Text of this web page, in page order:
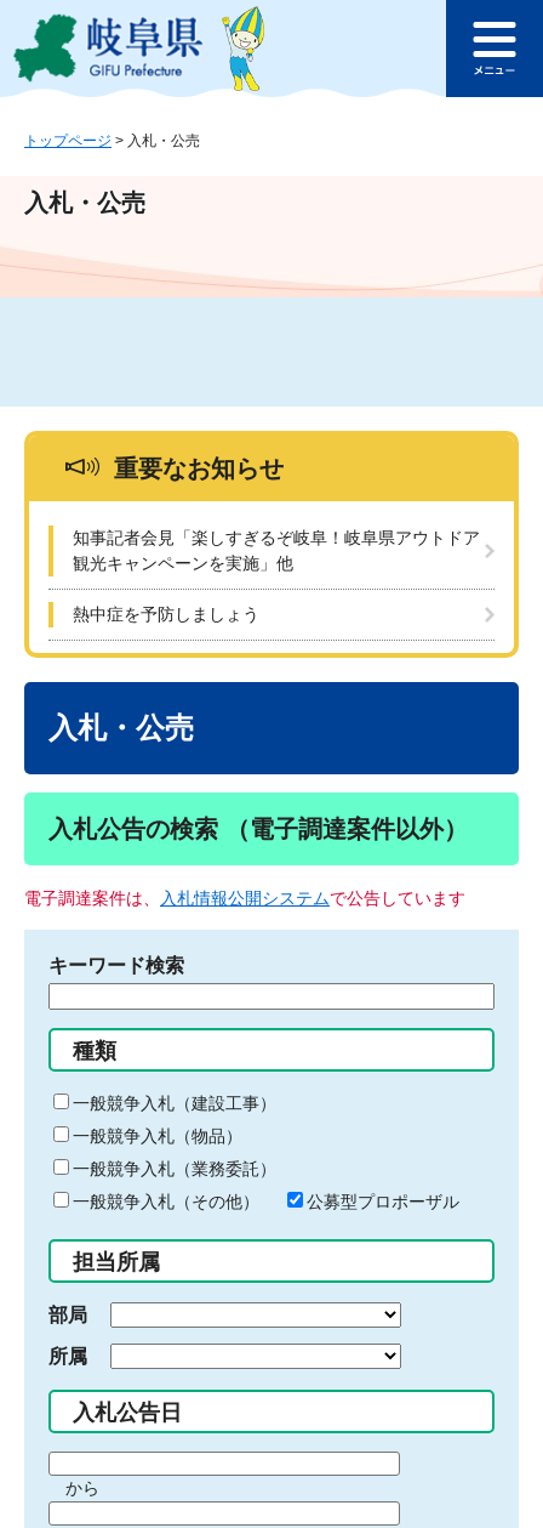
ジ
ュ
文
このページの本文へ
ュ
トップページ > 入札・公売
入札・公売
重要なお知らせ
知事記者会見「楽しすぎるぞ岐阜！岐阜県アウトドア
観光キャンペーンを実施」他
熱中症を予防しましょう
入札・公売
入札公告の検索 （電子調達案件以外）
電子調達案件は、 入札情報公開システムで公告しています
キーワード検索
る
キ
ー
ワ
ー
ド
入
力
種類
一般競争入札（建設工事）
一般競争入札（物品）
一般競争入札（業務委託）
一般競争入札（その他）
公募型プロポーザル
担当所属
部局
所属
入札公告日
間から